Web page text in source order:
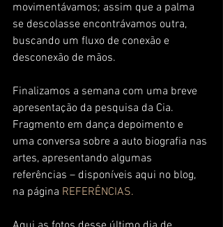
movimentávamos; assim que a palma
se descolasse encontrávamos outra,
buscando um fluxo de conexão e
desconexão de mãos.
Finalizamos a semana com uma breve
apresentação da pesquisa da Cia.
Fragmento em dança depoimento e
uma conversa sobre a auto biografia nas
artes, apresentando algumas
referências – disponíveis aqui no blog,
na página REFERÊNCIAS.